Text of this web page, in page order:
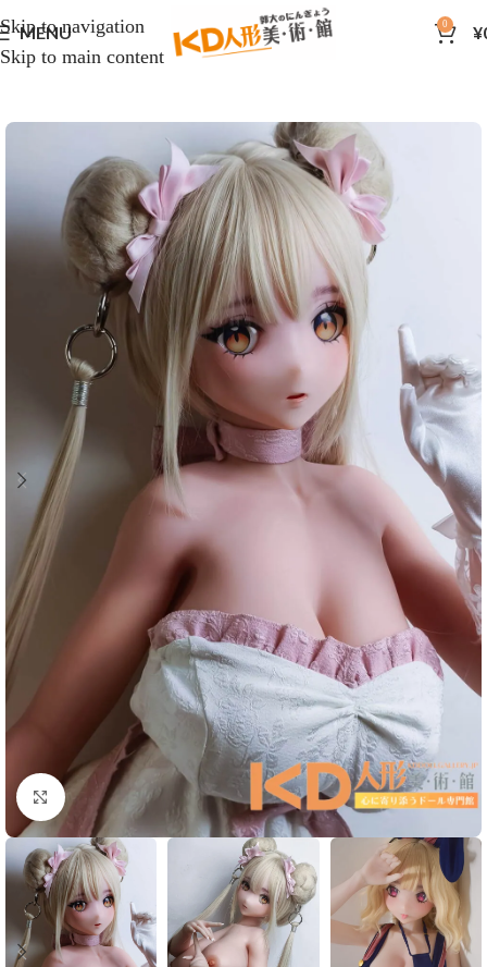
Skip to navigation
Skip to main content
MENU 0 ¥
Click to enlarge